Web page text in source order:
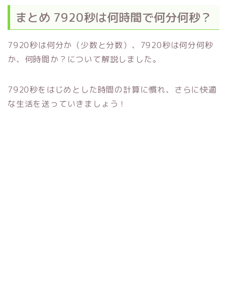
まとめ 7920秒は何時間で何分何秒？
7920秒は何分か（少数と分数）、7920秒は何分何秒
か、何時間か？について解説しました。
7920秒をはじめとした時間の計算に慣れ、さらに快適
な生活を送っていきましょう！